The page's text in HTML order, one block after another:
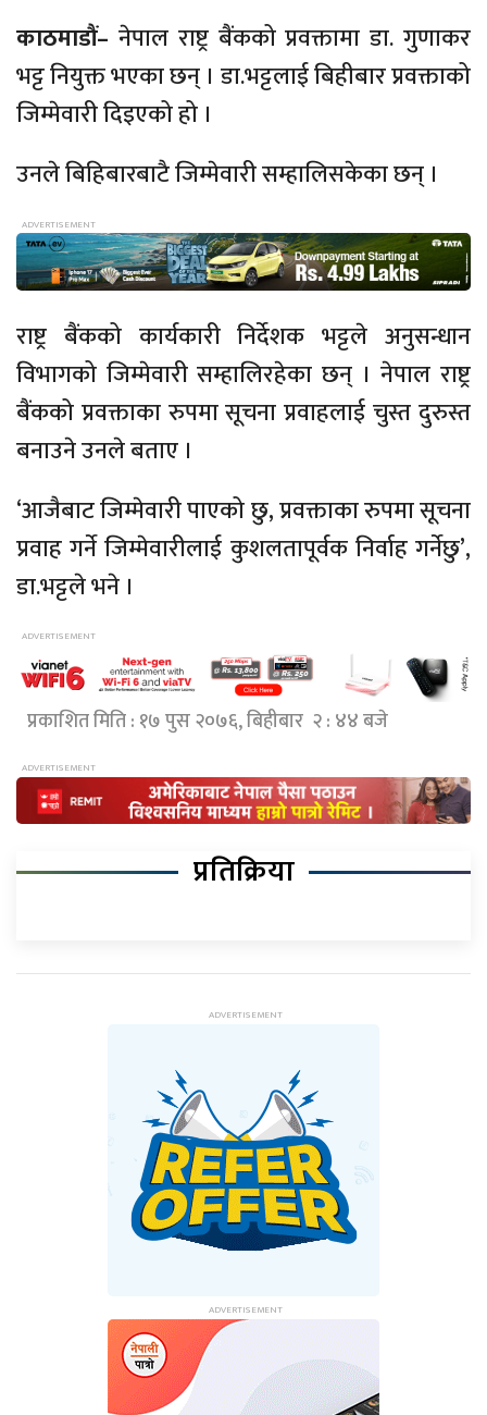
काठमाडौं– नेपाल राष्ट्र बैंकको प्रवक्तामा डा. गुणाकर
भट्ट नियुक्त भएका छन् । डा.भट्टलाई बिहीबार प्रवक्ताको
जिम्मेवारी दिइएको हो ।
उनले बिहिबारबाटै जिम्मेवारी सम्हालिसकेका छन् ।
राष्ट्र बैंकको कार्यकारी निर्देशक भट्टले अनुसन्धान
विभागको जिम्मेवारी सम्हालिरहेका छन् । नेपाल राष्ट्र
बैंकको प्रवक्ताका रुपमा सूचना प्रवाहलाई चुस्त दुरुस्त
बनाउने उनले बताए ।
‘आजैबाट जिम्मेवारी पाएको छु, प्रवक्ताका रुपमा सूचना
प्रवाह गर्ने जिम्मेवारीलाई कुशलतापूर्वक निर्वाह गर्नेछु’,
डा.भट्टले भने ।
प्रकाशित मिति : १७ पुस २०७६, बिहीबार २ : ४४ बजे
प्रतिक्रिया